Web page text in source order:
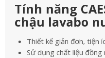
Tính năng
chậu lavabo
Thiết kế giản đơn, tiện
Sử dụng chất liệu